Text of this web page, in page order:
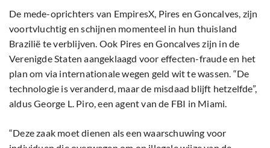
De mede-oprichters van EmpiresX, Pires en Goncalves, zijn
voortvluchtig en schijnen momenteel in hun thuisland
Brazilië te verblijven. Ook Pires en Goncalves zijn in de
Verenigde Staten aangeklaagd voor effecten-fraude en het
plan om via internationale wegen geld wit te wassen. “De
technologie is veranderd, maar de misdaad blijft hetzelfde”,
aldus George L. Piro, een agent van de FBI in Miami.
“Deze zaak moet dienen als een waarschuwing voor